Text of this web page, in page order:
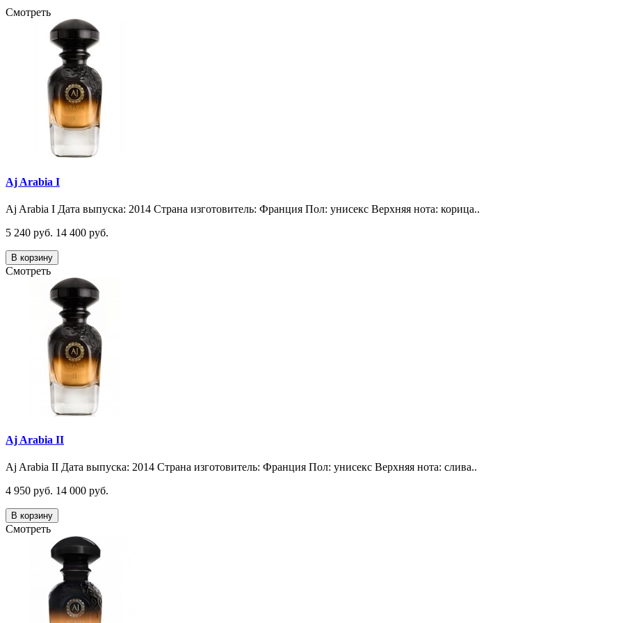
Смотреть
Aj Arabia I
Aj Arabia I Дата выпуска: 2014 Страна изготовитель: Франция Пол: унисекс Верхняя нота: корица..
5 240 руб. 14 400 руб.
В корзину
Смотреть
Aj Arabia II
Aj Arabia II Дата выпуска: 2014 Страна изготовитель: Франция Пол: унисекс Верхняя нота: слива..
4 950 руб. 14 000 руб.
В корзину
Смотреть